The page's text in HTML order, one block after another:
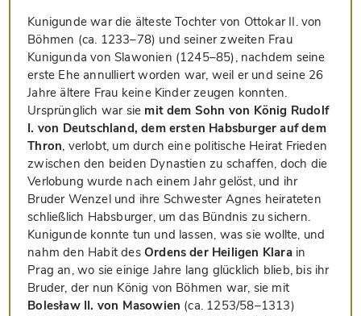
Kunigunde war die älteste Tochter von Ottokar II. von
Böhmen (ca. 1233–78) und seiner zweiten Frau
Kunigunda von Slawonien (1245–85), nachdem seine
erste Ehe annulliert worden war, weil er und seine 26
Jahre ältere Frau keine Kinder zeugen konnten.
Ursprünglich war sie mit dem Sohn von König Rudolf
I. von Deutschland, dem ersten Habsburger auf dem
Thron, verlobt, um durch eine politische Heirat Frieden
zwischen den beiden Dynastien zu schaffen, doch die
Verlobung wurde nach einem Jahr gelöst, und ihr
Bruder Wenzel und ihre Schwester Agnes heirateten
schließlich Habsburger, um das Bündnis zu sichern.
Kunigunde konnte tun und lassen, was sie wollte, und
nahm den Habit des Ordens der Heiligen Klarain
Prag an, wo sie einige Jahre lang glücklich blieb, bis ihr
Bruder, der nun König von Böhmen war, sie mit
Bolesław II. von Masowien (ca. 1253/58–1313)